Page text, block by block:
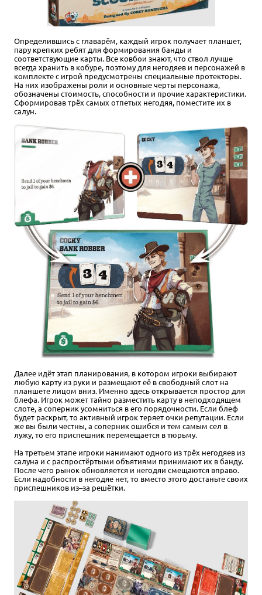
Определившись с главарём, каждый игрок получает планшет,
пару крепких ребят для формирования банды и
соответствующие карты. Все ковбои знают, что ствол лучше
всегда хранить в кобуре, поэтому для негодяев и персонажей в
комплекте с игрой предусмотрены специальные протекторы.
На них изображены роли и основные черты персонажа,
обозначены стоимость, способности и прочие характеристики.
Сформировав трёх самых отпетых негодяя, поместите их в
салун.
Далее идёт этап планирования, в котором игроки выбирают
любую карту из руки и размещают её в свободный слот на
планшете лицом вниз. Именно здесь открывается простор для
блефа. Игрок может тайно разместить карту в неподходящем
слоте, а соперник усомниться в его порядочности. Если блеф
будет раскрыт, то активный игрок теряет очки репутации. Если
же вы были честны, а соперник ошибся и тем самым сел в
лужу, то его приспешник перемещается в тюрьму.
На третьем этапе игроки нанимают одного из трёх негодяев из
салуна и с распростёртыми объятиями принимают их в банду.
После чего рынок обновляется и негодяи смещаются вправо.
Если надобности в негодяе нет, то вместо этого достаньте своих
приспешников из–за решётки.